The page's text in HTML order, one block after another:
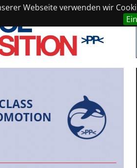
Webseite verwenden wir